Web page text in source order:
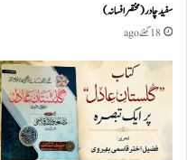
سفید چادر( مختصر افسانہ)
18 گھنٹے ago